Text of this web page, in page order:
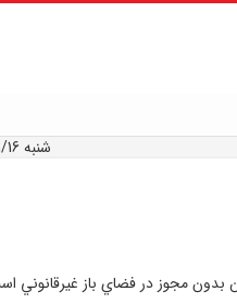
شنبه 1404/01/16